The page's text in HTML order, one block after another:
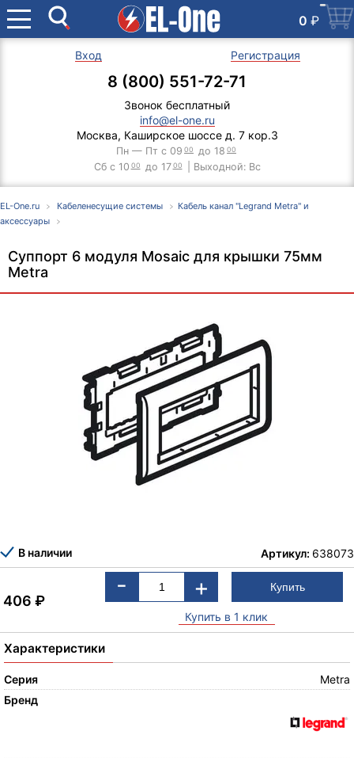
0 ₽
Вход Регистрация
8 (800) 551-72-71
Звонок бесплатный
info@el-one.ru
Москва, Каширское шоссе д. 7 кор.3
Пн — Пт с 09 00 до 18 00
Сб с 10 00 до 17 00 | Выходной: Вс
EL-One.ru Кабеленесущие системы
Кабель канал "Legrand Metra" и
аксессуары
Суппорт 6 модуля Mosaic для крышки 75мм
Metra
В наличии Артикул: 638073
406₽
- +
Купить в 1 клик
Характеристики
Серия
Metra
Бренд